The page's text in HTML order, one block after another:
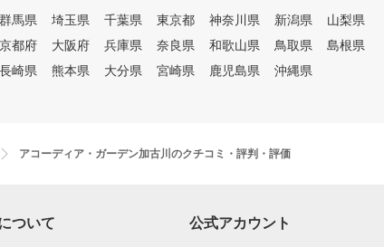
群馬県 埼玉県 千葉県 東京都 神奈川県 新潟県
山梨県
京都府 大阪府 兵庫県 奈良県 和歌山県 鳥取県
島根県
長崎県 熊本県 大分県 宮崎県 鹿児島県 沖縄県
アコーディア・ガーデン加古川のクチコミ・評判・評価
ついて 公式アカウント